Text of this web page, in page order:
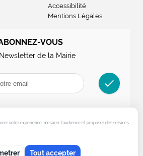
Accessibilité
Mentions Légales
VOUS
de la Mairie
check
votre experience, mesurer l’audience et proposer des services
Tout accepter